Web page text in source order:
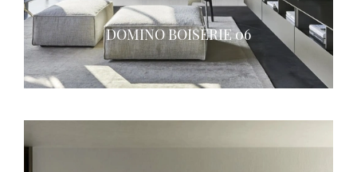
DOMINO BOISERIE 06